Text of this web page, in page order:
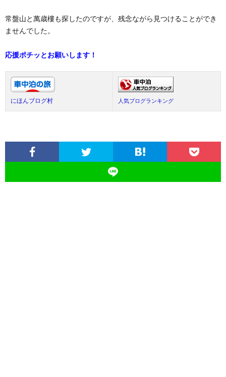
常盤山と萬歳樓も探したのですが、残念ながら見つけることができ
ませんでした。
応援ポチッとお願いします！
にほんブログ村 人気ブログランキング